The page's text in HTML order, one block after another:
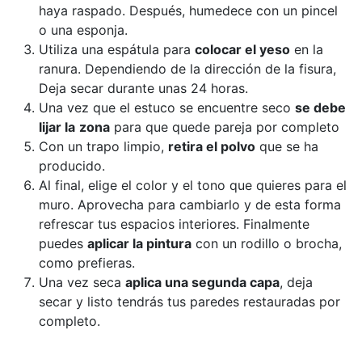
haya raspado. Después, humedece con un pincel
o una esponja.
Utiliza una espátula para colocar el yeso en la
ranura. Dependiendo de la dirección de la fisura,
Deja secar durante unas 24 horas.
Una vez que el estuco se encuentre seco se debe
lijar la zona para que quede pareja por completo
Con un trapo limpio, retira el polvo que se ha
producido.
Al final, elige el color y el tono que quieres para el
muro. Aprovecha para cambiarlo y de esta forma
refrescar tus espacios interiores. Finalmente
puedes aplicar la pintura con un rodillo o brocha,
como prefieras.
Una vez seca aplica una segunda capa, deja
secar y listo tendrás tus paredes restauradas por
completo.